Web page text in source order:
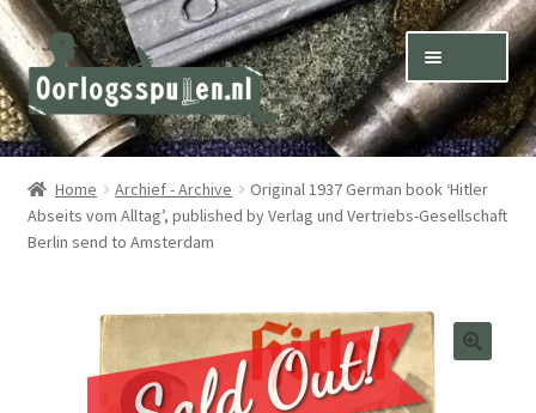
Skip
to
navigation
Skip
to
content
Winkel – Shop
Over ons – About us
Home Archief - Archive
Original 1937 German book ‘Hitler
Abseits vom Alltag’, published by Verlag und Vertriebs-Gesellschaft
Berlin send to Amsterdam